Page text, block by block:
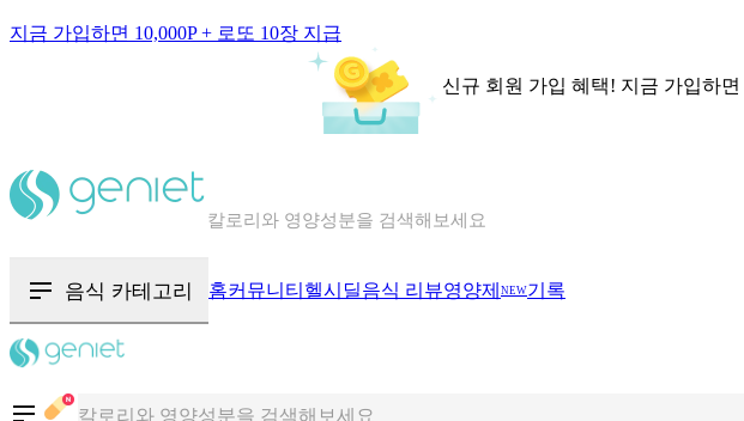
지금 가입하면 10,000P + 로또 10장 지급
신규 회원 가입 혜택! 지금 가입하면
음식 · 영양제 리뷰를 찾아보세요
음식 카테고리 홈커뮤니티 헬시딜음식 리뷰영양제 NEW기록